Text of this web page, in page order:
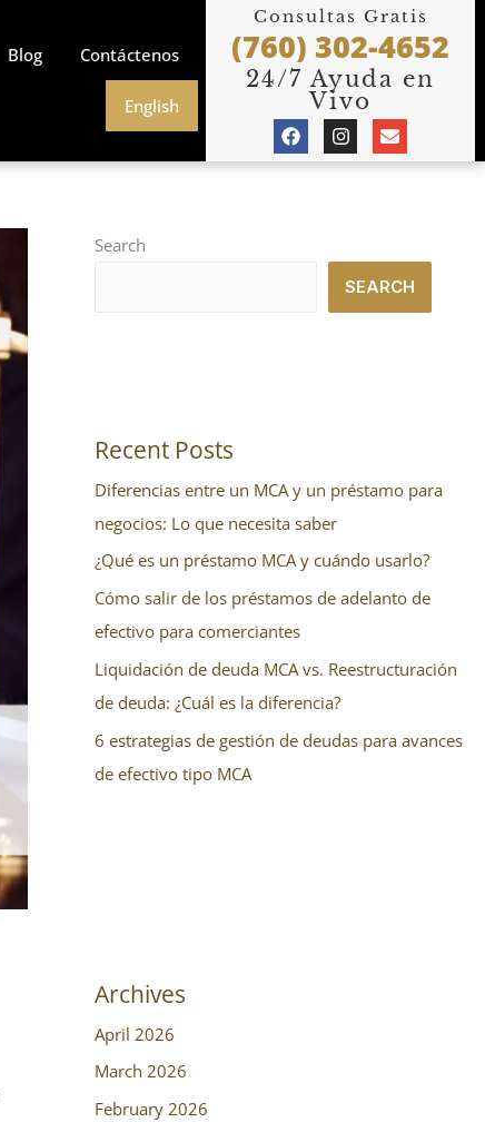
Blog Contáctenos
English
Consultas Gratis
(760) 302-4652
24/7 Ayuda en
Vivo
F
a
c
I
n
s
a
m
E
n
v
e
Search
SEARCH
Recent Posts
Diferencias entre un MCA y un préstamo para
negocios: Lo que necesita saber
¿Qué es un préstamo MCA y cuándo usarlo?
Cómo salir de los préstamos de adelanto de
efectivo para comerciantes
Liquidación de deuda MCA vs. Reestructuración
de deuda: ¿Cuál es la diferencia?
6 estrategias de gestión de deudas para avances
de efectivo tipo MCA
Archives
April 2026
March 2026
February 2026